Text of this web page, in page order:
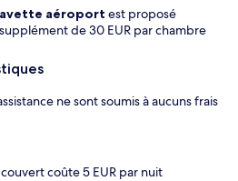
aéroport est proposé
de 30 EUR par chambre
ne sont soumis à aucuns frais
coûte 5 EUR par nuit